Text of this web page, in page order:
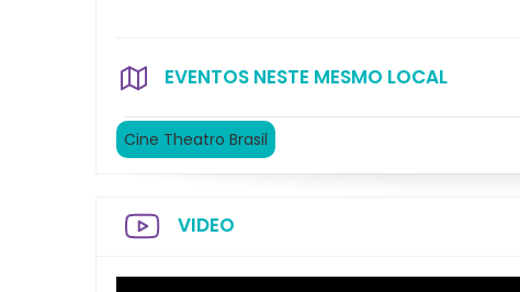
EVENTOS NESTE MESMO LOCAL
Cine Theatro Brasil
VIDEO